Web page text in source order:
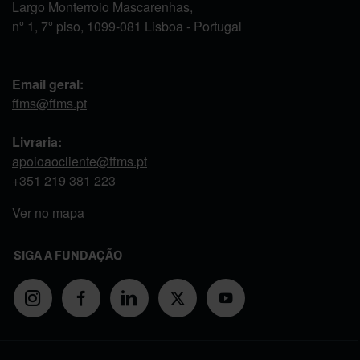
Largo Monterroio Mascarenhas,
nº 1, 7º piso, 1099-081 Lisboa - Portugal
Email geral:
ffms@ffms.pt
Livraria:
apoioaocliente@ffms.pt
+351 219 381 223
Ver no mapa
SIGA A FUNDAÇÃO